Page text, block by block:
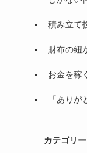
積み立て
財布の紐
お金を稼
「あり
カテゴリー